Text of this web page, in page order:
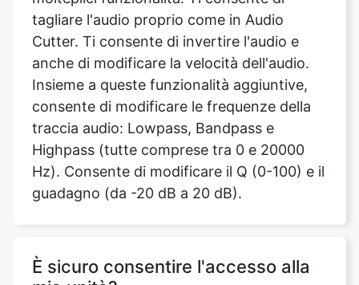
Copy Link
Insieme a queste funzionalità aggiuntive,
consente di modificare le frequenze della
traccia audio: Lowpass, Bandpass e
Highpass (tutte comprese tra 0 e 20000
Hz). Consente di modificare il Q (0-100) e il
guadagno (da -20 dB a 20 dB).
È sicuro consentire l'accesso alla
darci l'accesso al tuo disco. Non